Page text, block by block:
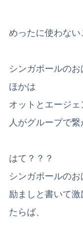
めったに使わない
シンガポールの
ほかは
オットとエージ
人がグループで繋
はて？？？
シンガポールの
励ましと書いて
たらば、